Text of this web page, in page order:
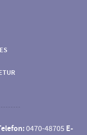
0470-48705 E-